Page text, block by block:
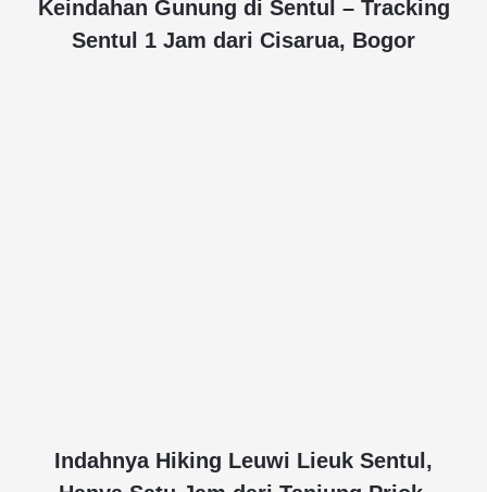
Keindahan Gunung di Sentul – Tracking
Sentul 1 Jam dari Cisarua, Bogor
Indahnya Hiking Leuwi Lieuk Sentul,